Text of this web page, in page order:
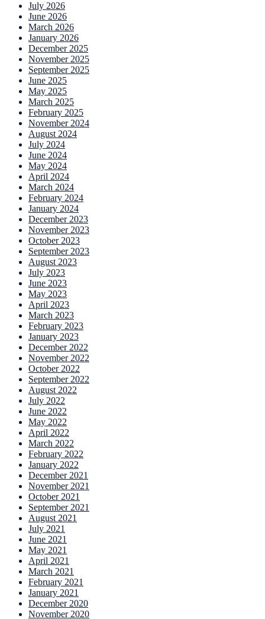
July 2026
June 2026
March 2026
January 2026
December 2025
November 2025
September 2025
June 2025
May 2025
March 2025
February 2025
November 2024
August 2024
July 2024
June 2024
May 2024
April 2024
March 2024
February 2024
January 2024
December 2023
November 2023
October 2023
September 2023
August 2023
July 2023
June 2023
May 2023
April 2023
March 2023
February 2023
January 2023
December 2022
November 2022
October 2022
September 2022
August 2022
July 2022
June 2022
May 2022
April 2022
March 2022
February 2022
January 2022
December 2021
November 2021
October 2021
September 2021
August 2021
July 2021
June 2021
May 2021
April 2021
March 2021
February 2021
January 2021
December 2020
November 2020